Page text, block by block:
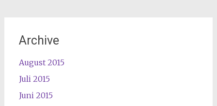
Archive
August 2015
Juli 2015
Juni 2015